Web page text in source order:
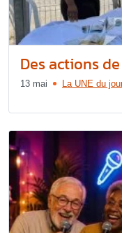
Des actions
13 mai La UNE du